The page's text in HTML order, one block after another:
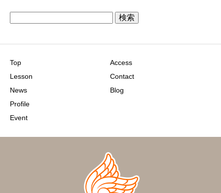
Top
Lesson
News
Profile
Event
Access
Contact
Blog